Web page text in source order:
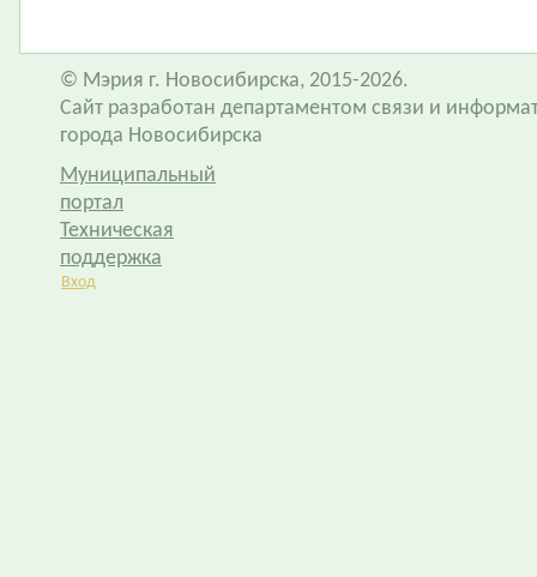
© Мэрия г. Новосибирска, 2015-2026.
Сайт разработан департаментом связи и
города Новосибирска
Муниципальный
портал
Техническая
поддержка
Вход